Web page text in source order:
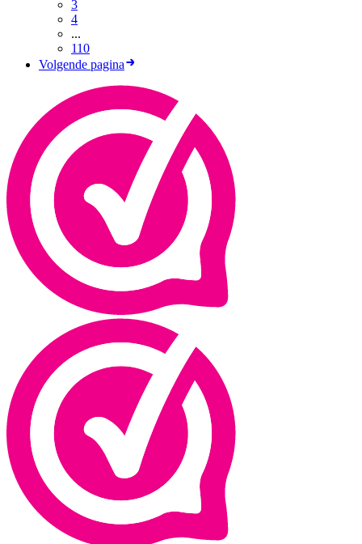
3
4
...
110
Volgende pagina